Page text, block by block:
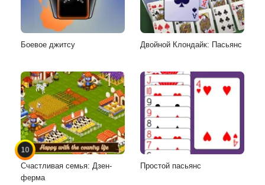
Боевое джитсу Двойной Клондайк: Пасьянс
10
Счастливая семья: Дзен-
ферма
Простой пасьянс